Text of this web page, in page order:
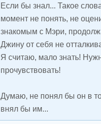
Если бы знал... Такое
момент не понять, не
знакомым с Мэри,
Джину от себя не
Я считаю, мало знать!
прочувствовать!
Думаю, не понял бы он в
внял бы им...